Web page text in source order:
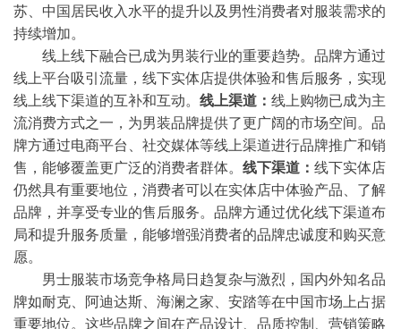
苏、中国居民收入水平的提升以及男性消费者对服装需求的
持续增加。
线上线下融合已成为男装行业的重要趋势。品牌方通过
线上平台吸引流量，线下实体店提供体验和售后服务，实现
线上线下渠道的互补和互动。 线上渠道： 线上购物已成为主
流消费方式之一，为男装品牌提供了更广阔的市场空间。品
牌方通过电商平台、社交媒体等线上渠道进行品牌推广和销
售，能够覆盖更广泛的消费者群体。 线下渠道： 线下实体店
仍然具有重要地位，消费者可以在实体店中体验产品、了解
品牌，并享受专业的售后服务。品牌方通过优化线下渠道布
局和提升服务质量，能够增强消费者的品牌忠诚度和购买意
愿。
男士服装市场竞争格局日趋复杂与激烈，国内外知名品
牌如耐克、阿迪达斯、海澜之家、安踏等在中国市场上占据
重要地位。这些品牌之间在产品设计、品质控制、营销策略